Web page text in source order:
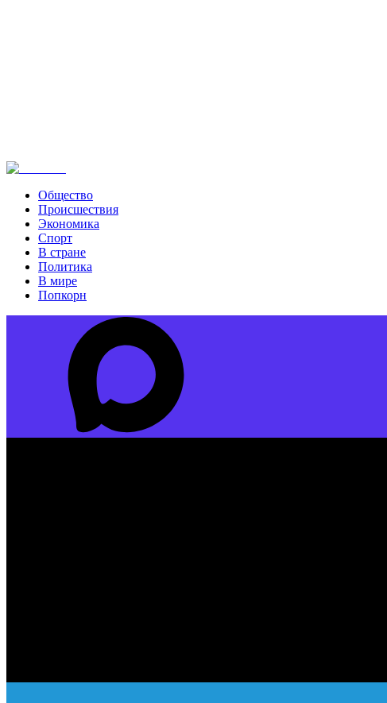
Общество
Происшествия
Экономика
Спорт
В стране
Политика
В мире
Попкорн